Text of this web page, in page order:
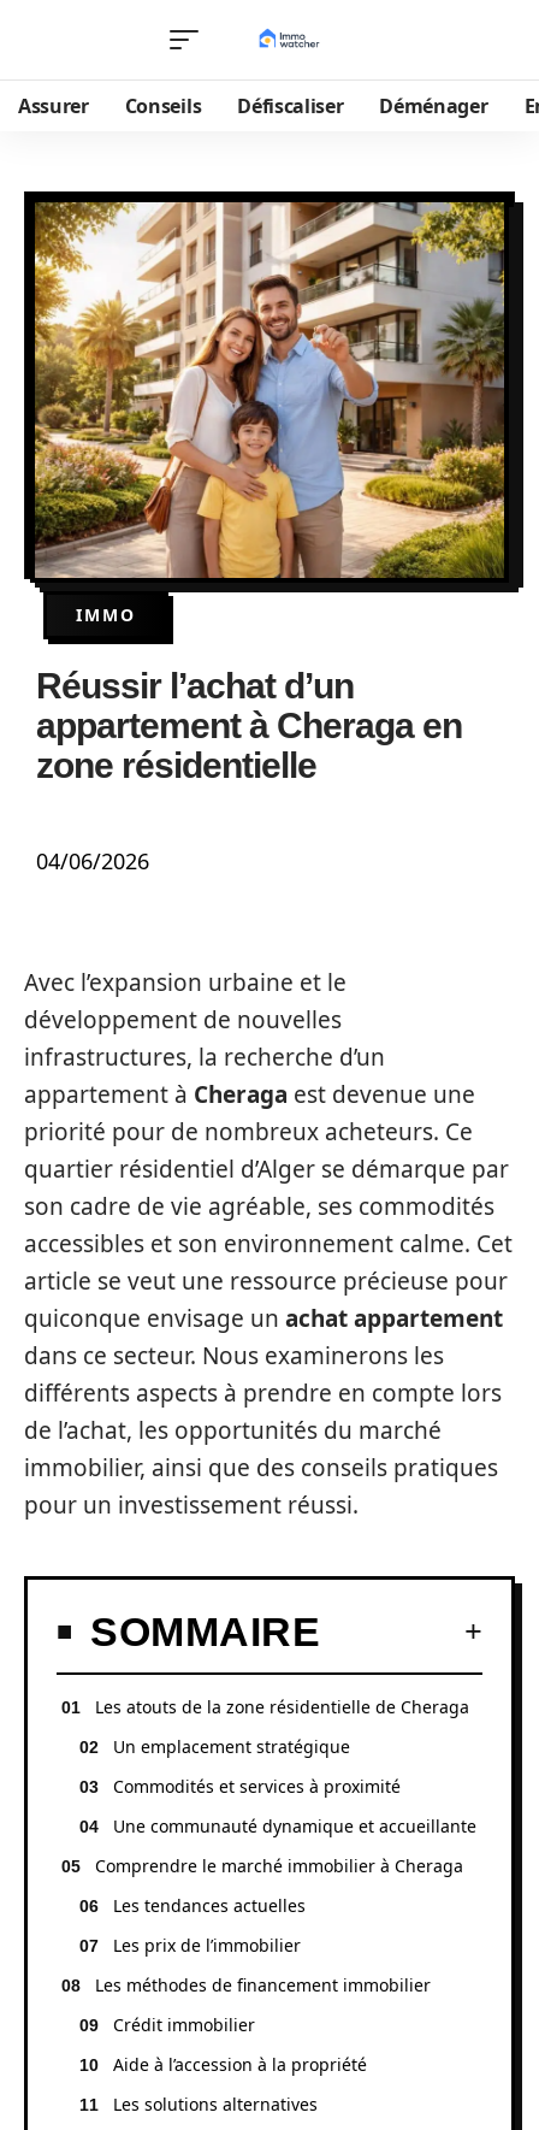
Assurer Conseils Défiscaliser Déménager
IMMO
Réussir l’achat d’un
appartement à Cheraga en
zone résidentielle
04/06/2026
Avec l’expansion urbaine et le
développement de nouvelles
infrastructures, la recherche d’un
appartement à Cheraga est devenue une
priorité pour de nombreux acheteurs. Ce
quartier résidentiel d’Alger se démarque par
son cadre de vie agréable, ses commodités
accessibles et son environnement calme. Cet
article se veut une ressource précieuse pour
quiconque envisage un achat appartement
dans ce secteur. Nous examinerons les
différents aspects à prendre en compte lors
de l’achat, les opportunités du marché
immobilier, ainsi que des conseils pratiques
pour un investissement réussi.
SOMMAIRE
Les atouts de la zone résidentielle de Cheraga
Un emplacement stratégique
Commodités et services à proximité
Une communauté dynamique et accueillante
Comprendre le marché immobilier à Cheraga
Les tendances actuelles
Les prix de l’immobilier
Les méthodes de financement immobilier
Crédit immobilier
Aide à l’accession à la propriété
Les solutions alternatives